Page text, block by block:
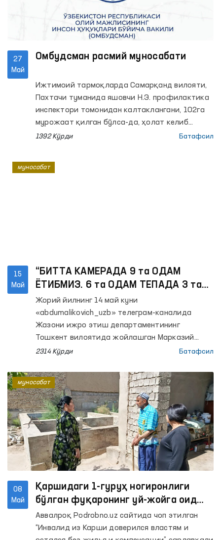
27
Май
Омбудсман расмий муносабати
Ижтимоий тармоқларда Самарқанд вилояти,
Пахтачи туманида яшовчи Н.Э. профилактика
инспектори томонидан калтаклангани, 102га
мурожаат қилган бўлса-да, ҳолат келиб
ўрганилмагани бўйича видеохабар тарқалди.
1392 Кўрди Батафсил
15
Май
“БИТТА КАМЕРАДА 9 та ОДАМ
ЁТИБМИЗ. 6 та ОДАМ ТЕПАДА 3 таси
ПОЛДА.” хабари бўйича Омбудсман
муносабати
Жорий йилнинг 14 май куни
«abdumalikovich_uzb» телеграм-каналида
Жазони ижро этиш департаментининг
Тошкент вилоятида жойлашган Марказий
тергов ҳибсхонасида белгиланган меъёрдан
эълон қилинди.
2314 Кўрди Батафсил
муносабат
08
Май
Қаршидаги 1-гуруҳ ногиронлиги
бўлган фуқаронинг уй-жойга оид
мурожаати юзасидан ўрганиш
якунланди
Аввалроқ Podrobno.uz сайтида чоп этилган
“Инвалид из Карши доверился властям и
муносабат